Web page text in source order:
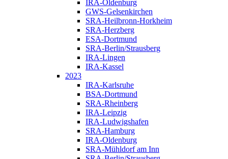
IRA-Oldenburg
GWS-Gelsenkirchen
SRA-Heilbronn-Horkheim
SRA-Herzberg
ESA-Dortmund
SRA-Berlin/Strausberg
IRA-Lingen
IRA-Kassel
2023
IRA-Karlsruhe
BSA-Dortmund
SRA-Rheinberg
IRA-Leipzig
IRA-Ludwigshafen
SRA-Hamburg
IRA-Oldenburg
SRA-Mühldorf am Inn